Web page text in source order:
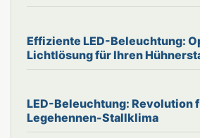
Effiziente LED-Beleuchtung:
Lichtlösung für Ihren
LED-Beleuchtung: Revolution
Legehennen-Stallklima